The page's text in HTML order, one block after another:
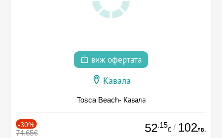
виж офертата
Кавала
Tosca Beach- Кавала
-30%
74.65€ 52.15
€ / 102лв.